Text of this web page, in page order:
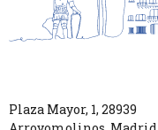
Plaza Mayor, 1, 28939